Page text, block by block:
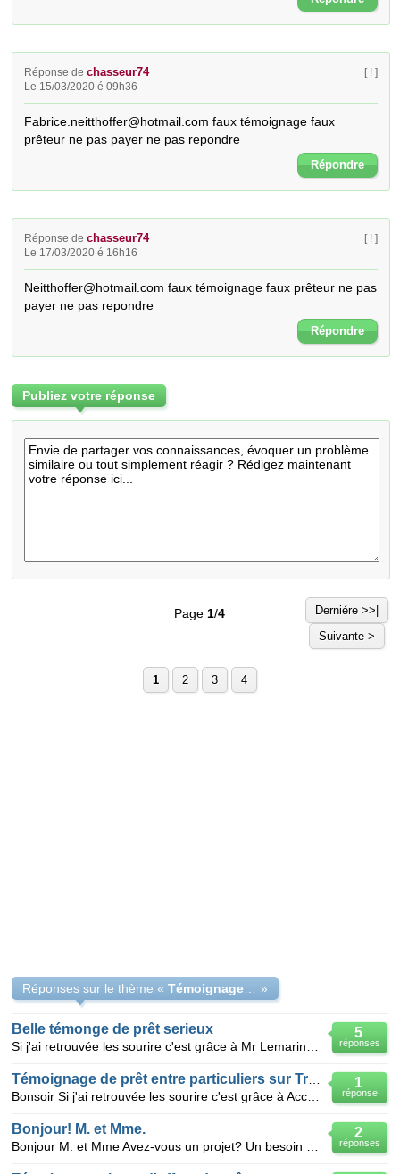
Réponse dechasseur74
Le 15/03/2020 é 09h36
[ ! ]
Fabrice.neitthoffer@hotmail.com faux témoignage faux
prêteur ne pas payer ne pas repondre
Répondre
Réponse dechasseur74
Le 17/03/2020 é 16h16
[ ! ]
Neitthoffer@hotmail.com faux témoignage faux prêteur ne pas
payer ne pas repondre
Répondre
Publiez votre réponse
Page 1/4
Derniére >>|
Suivante >
1 2 3 4
Réponses sur le thème « »
5
réponses
Belle témonge de prêt serieux
1
réponse
2
réponses
Bonjour! M. et Mme.